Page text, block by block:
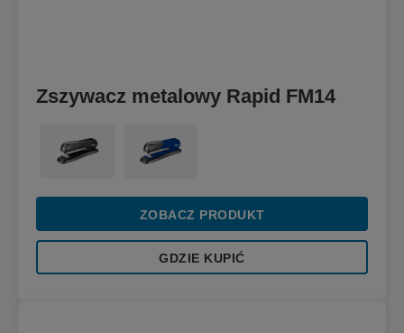
Zszywacz metalowy Rapid FM14
ZOBACZ PRODUKT
GDZIE KUPIĆ